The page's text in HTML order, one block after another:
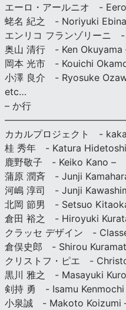
エーロ・アールニオ -
蛯名 紀之 - Noriyuki
エンリコ フランゾリーニ
奥山 清行 - Ken Okuyama
岡本 光市 - Kouichi
小澤 良介 - Ryosuke
etc…
– か行
カカルプロジェクト -
桂 秀年 - Katura
鹿野敬子 - Keiko Kano –
蒲原 潤斉 - Junji
河嶋 淳司 - Junji
北岡 節男 - Setsuo
倉田 裕之 - Hiroyuki
クラッセ デザイン -
倉俣史郎 - Shirou
クリストフ・ピエ -
黒川 雅之 - Masayuki
剣持 勇 - Isamu Kenmochi
小泉誠 - Makoto Koizumi